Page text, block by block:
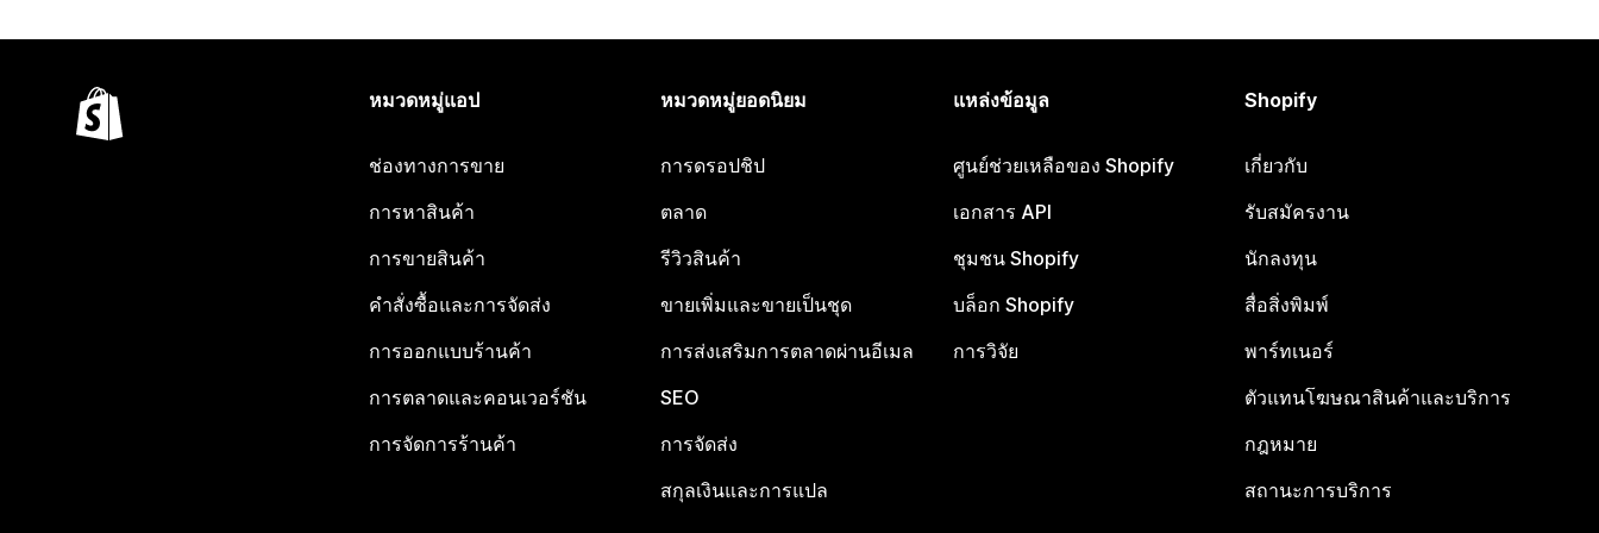
หมวดหมู่แอป
ช่องทางการขาย
การหาสินค้า
การขายสินค้า
คำสั่งซื้อและการจัดส่ง
การออกแบบร้านค้า
การตลาดและคอนเวอร์ชัน
การจัดการร้านค้า
หมวดหมู่ยอดนิยม
การดรอปชิป
ตลาด
รีวิวสินค้า
ขายเพิ่มและขายเป็นชุด
การส่งเสริมการตลาดผ่านอีเมล
SEO
การจัดส่ง
สกุลเงินและการแปล
แหล่งข้อมูล
ศูนย์ช่วยเหลือของ Shopify
เอกสาร API
ชุมชน Shopify
บล็อก Shopify
การวิจัย
Shopify
เกี่ยวกับ
รับสมัครงาน
นักลงทุน
สื่อสิ่งพิมพ์
พาร์ทเนอร์
ตัวแทนโฆษณาสินค้าและบริการ
กฎหมาย
สถานะการบริการ